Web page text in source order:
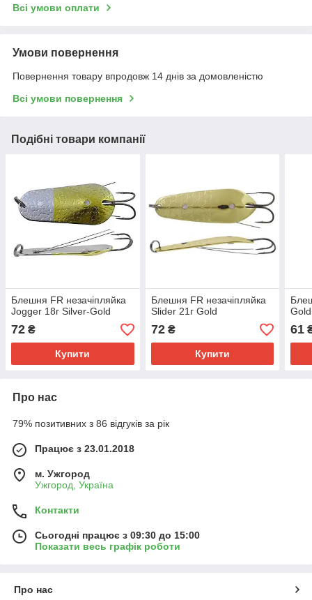
Всі умови оплати
Умови повернення
Повернення товару впродовж 14 днів за домовленістю
Всі умови повернення
Подібні товари компанії
Блешня FR незачіпляйка
Jogger 18г Silver-Gold
72 ₴
Купити
Блешня FR незачіпляйка
Slider 21г Gold
72₴
Купити
Gold
61
Про нас
79% позитивних з 86 відгуків за рік
Працює з 23.01.2018
м. Ужгород
Ужгород, Україна
Контакти
Сьогодні працює з 09:30 до 15:00
Показати весь графік роботи
Про нас